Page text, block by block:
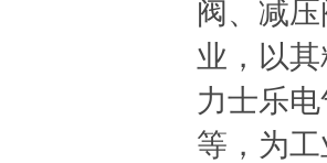
阀、减
业，以
力士乐
等，为